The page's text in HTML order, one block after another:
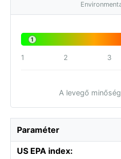
1
1 2 3
A levegő
Paraméter
US EPA index: